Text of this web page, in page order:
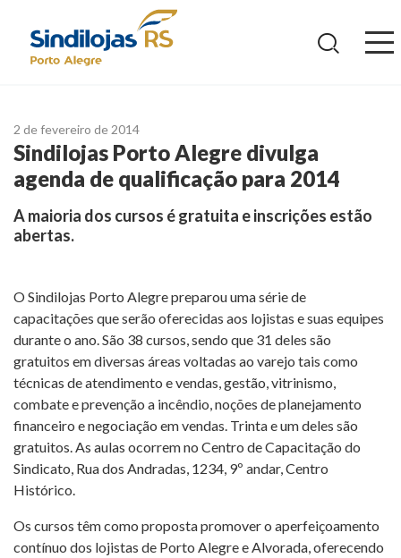
2 de fevereiro de 2014
Sindilojas Porto Alegre divulga
agenda de qualificação para 2014
A maioria dos cursos é gratuita e inscrições estão
abertas.
O Sindilojas Porto Alegre preparou uma série de
capacitações que serão oferecidas aos lojistas e suas equipes
durante o ano. São 38 cursos, sendo que 31 deles são
gratuitos em diversas áreas voltadas ao varejo tais como
técnicas de atendimento e vendas, gestão, vitrinismo,
combate e prevenção a incêndio, noções de planejamento
financeiro e negociação em vendas. Trinta e um deles são
gratuitos. As aulas ocorrem no Centro de Capacitação do
Sindicato, Rua dos Andradas, 1234, 9º andar, Centro
Histórico.
Os cursos têm como proposta promover o aperfeiçoamento
contínuo dos lojistas de Porto Alegre e Alvorada, oferecendo